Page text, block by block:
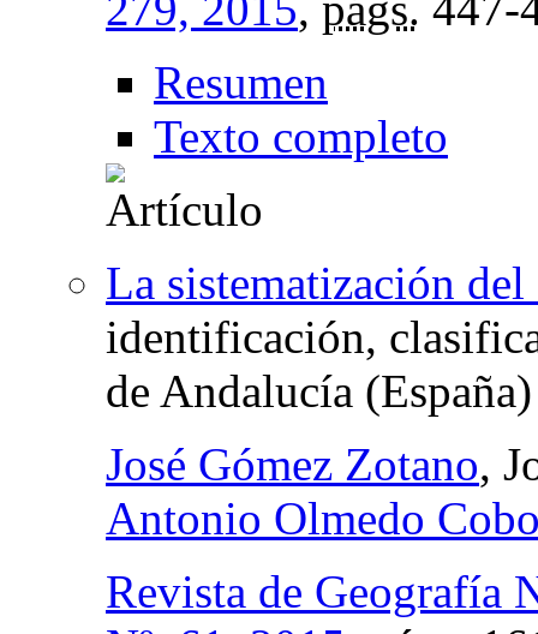
Resumen
Texto completo
La sistematización
identificación,
de Andalucía (España)
José Gómez Zotano,
Antonio Olmedo
Revista de Geografía